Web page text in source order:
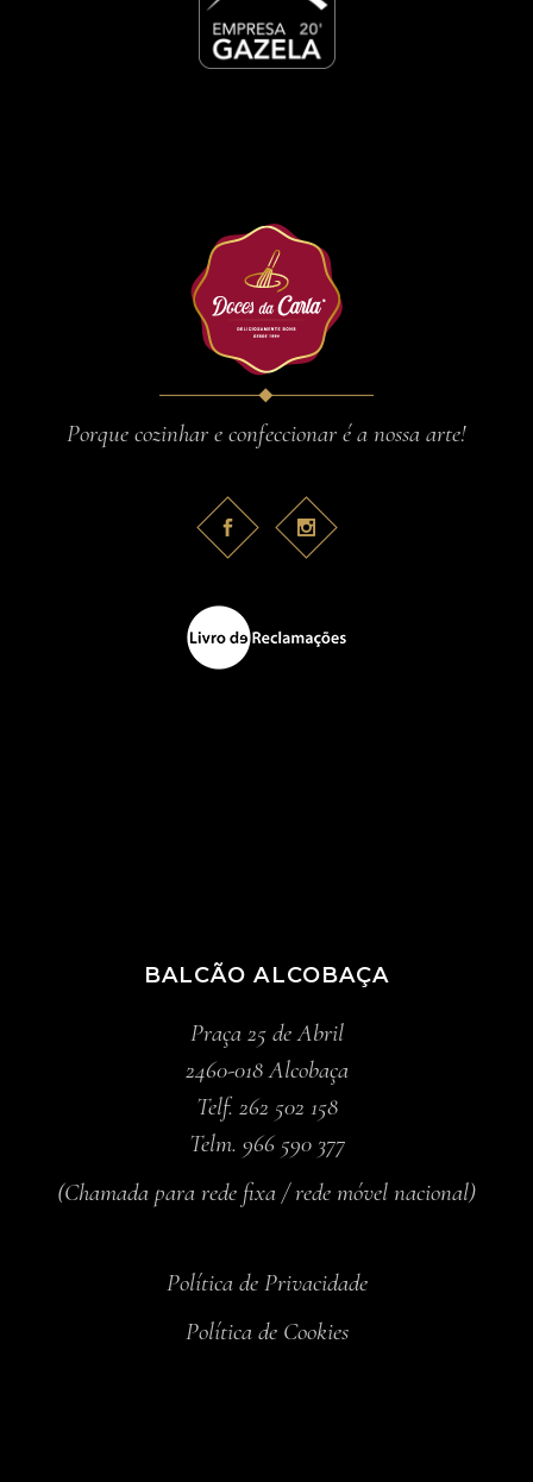
Porque cozinhar e confeccionar é a nossa arte!
BALCÃO ALCOBAÇA
Praça 25 de Abril
2460-018 Alcobaça
Telf. 262 502 158
Telm. 966 590 377
(Chamada para rede fixa / rede móvel nacional)
Política de Privacidade
Política de Cookies